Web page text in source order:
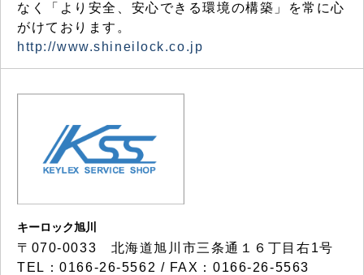
なく「より安全、安心できる環境の構築」を常に心
がけております。
http://www.shineilock.co.jp
キーロック旭川
〒070-0033 北海道旭川市三条通１６丁目右1号
TEL：0166-26-5562 / FAX：0166-26-5563